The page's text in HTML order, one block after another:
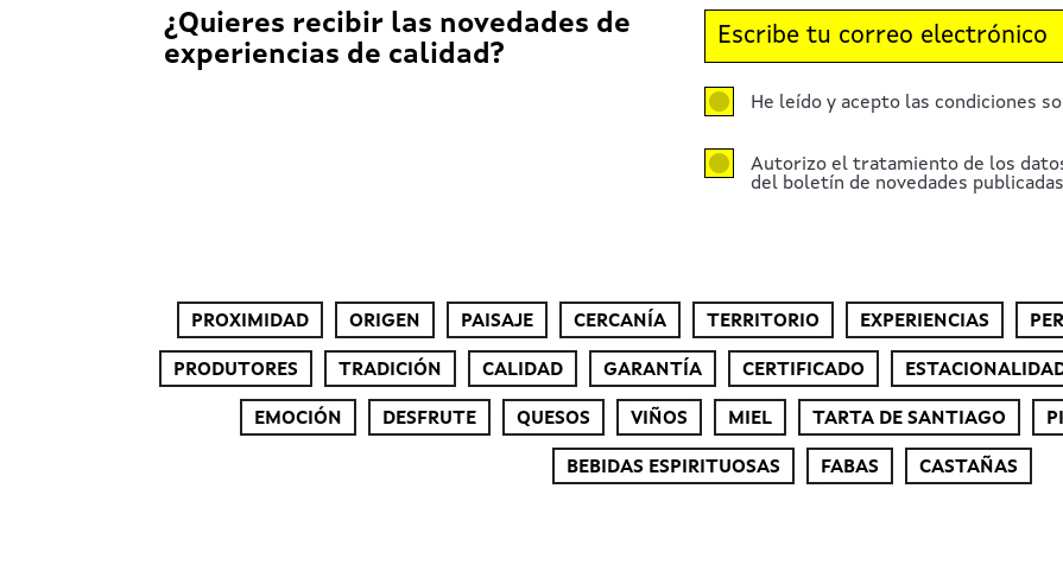
¿Quieres recibir las novedades de
experiencias de calidad?
He leído y acepto las condiciones
Autorizo el tratamiento de los
del boletín de novedades
PROXIMIDAD ORIGEN PAISAJE CERCANÍA TERRITORIO EXPERIENCIAS
PRODUTORES TRADICIÓN CALIDAD GARANTÍA CERTIFICADO
EMOCIÓN DESFRUTE QUESOS VIÑOS MIEL TARTA DE SANTIAGO
BEBIDAS ESPIRITUOSAS FABAS CASTAÑAS